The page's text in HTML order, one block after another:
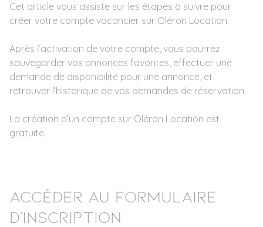
Cet article vous assiste sur les étapes à suivre pour
créer votre compte vacancier sur Oléron Location.
Après l’activation de votre compte, vous pourrez
sauvegarder vos annonces favorites, effectuer une
demande de disponibilité pour une annonce, et
retrouver l’historique de vos demandes de réservation.
La création d’un compte sur Oléron Location est
gratuite.
Accéder au formulaire
d’inscription